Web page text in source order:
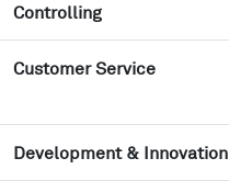
Controlling
Customer Service
Development & Innovation